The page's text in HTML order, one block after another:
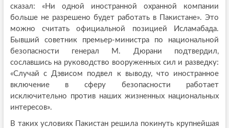
сказал: «Ни одной иностранной охранной компании
больше не разрешено будет работать в Пакистане». Это
можно считать официальной позицией Исламабада.
Бывший советник премьер-министра по национальной
безопасности генерал М. Дюрани подтвердил,
сославшись на руководство вооруженных сил и разведку:
«Случай с Дэвисом подвел к выводу, что иностранное
включение в сферу безопасности работает
исключительно против наших жизненных национальных
интересов».
В таких условиях Пакистан решила покинуть крупнейшая